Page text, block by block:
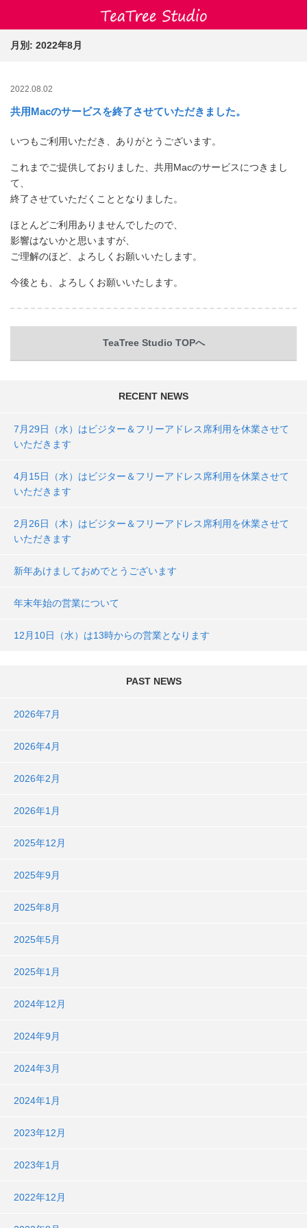
月別: 2022年8月
2022.08.02
共用Macのサービスを終了させていただきました。
いつもご利用いただき、ありがとうございます。
これまでご提供しておりました、共用Macのサービスにつきまし
て、
終了させていただくこととなりました。
ほとんどご利用ありませんでしたので、
影響はないかと思いますが、
ご理解のほど、よろしくお願いいたします。
今後とも、よろしくお願いいたします。
TeaTree Studio TOPへ
RECENT NEWS
7月29日（水）はビジター＆フリーアドレス席利用を休業させて
いただきます
4月15日（水）はビジター＆フリーアドレス席利用を休業させて
いただきます
2月26日（木）はビジター＆フリーアドレス席利用を休業させて
いただきます
新年あけましておめでとうございます
年末年始の営業について
12月10日（水）は13時からの営業となります
PAST NEWS
2026年7月
2026年4月
2026年2月
2026年1月
2025年12月
2025年9月
2025年8月
2025年5月
2025年1月
2024年12月
2024年9月
2024年3月
2024年1月
2023年12月
2023年1月
2022年12月